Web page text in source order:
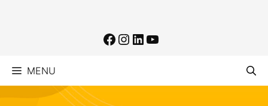
Facebook
Instagram
LinkedIn
Youtube
MENU